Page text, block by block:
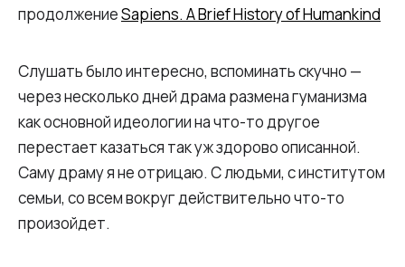
продолжениеSapiens. A Brief History of Humankind
Слушать было интересно, вспоминать скучно —
через несколько дней драма размена гуманизма
как основной идеологии на что-то другое
перестает казаться так уж здорово описанной.
Саму драму я не отрицаю. С людьми, с институтом
семьи, со всем вокруг действительно что-то
произойдет.